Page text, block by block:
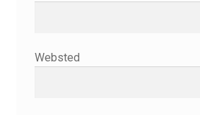
Websted